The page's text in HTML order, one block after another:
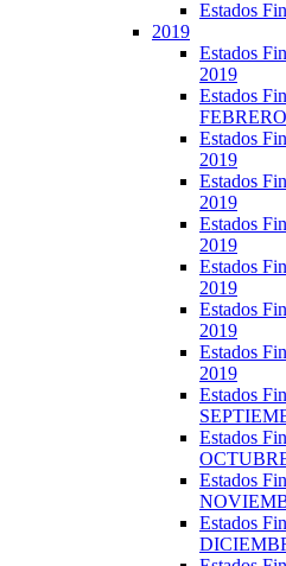
Estados
2019
Estados
2019
Estados
Estados
2019
Estados
2019
Estados
2019
Estados
2019
Estados
2019
Estados
2019
Estados
Estados
Estados
Estados